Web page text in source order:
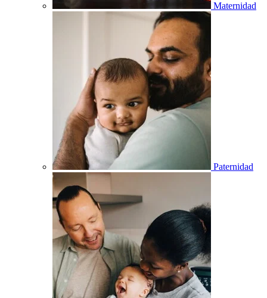
Maternidad
Paternidad